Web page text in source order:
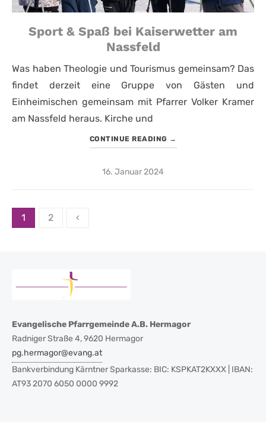
Sport & Spaß bei Kaiserwetter am
Nassfeld
Was haben Theologie und Tourismus gemeinsam? Das
findet derzeit eine Gruppe von Gästen und
Einheimischen gemeinsam mit Pfarrer Volker Kramer
am Nassfeld heraus. Kirche und
CONTINUE READING →
Posted
16. Januar 2024
Seitennummerierung
1 2 ‹
Evangelische Pfarrgemeinde A.B. Hermagor
Radniger Straße 4, 9620 Hermagor
pg.hermagor@evang.at
Bankverbindung Kärntner Sparkasse: BIC: KSPKAT2KXXX | IBAN:
AT93 2070 6050 0000 9992